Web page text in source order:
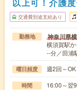
以上可！介護
交通費別途支給あり
勤務地 神奈川県
横須賀駅
--分／田浦
曜日頻度 週2回～
時間 16:00～翌